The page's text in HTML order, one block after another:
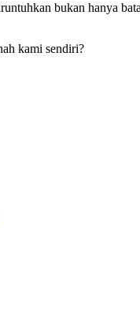
bukan hanya
kami sendiri?